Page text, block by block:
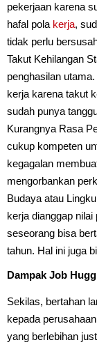
pekerjaan karena
hafal pola kerja,
tidak perlu
Takut Kehilangan
penghasilan
kerja karena takut
sudah punya
Kurangnya Rasa
cukup kompeten
kegagalan
mengorbankan
Budaya atau
kerja dianggap
seseorang bisa
tahun. Hal ini juga
Dampak Job
Sekilas, bertahan
kepada
yang berlebihan